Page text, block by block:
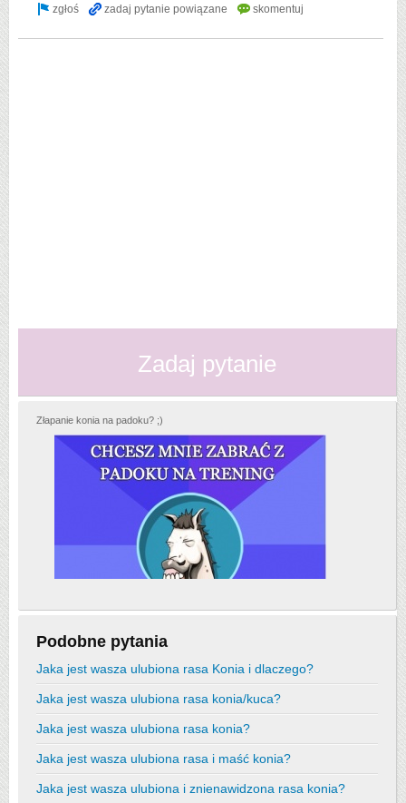
Zadaj pytanie
Złapanie konia na padoku? ;)
Podobne pytania
Jaka jest wasza ulubiona rasa Konia i dlaczego?
Jaka jest wasza ulubiona rasa konia/kuca?
Jaka jest wasza ulubiona rasa konia?
Jaka jest wasza ulubiona rasa i maść konia?
Jaka jest wasza ulubiona i znienawidzona rasa konia?